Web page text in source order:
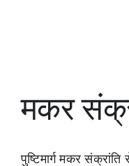
मकर
पुष्टिमार्ग मकर